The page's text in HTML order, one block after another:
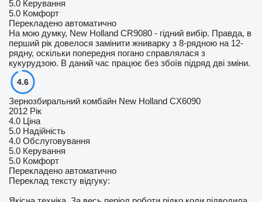
5.0 Керування
5.0 Комфорт
Перекладено автоматично
На мою думку, New Holland CR9080 - гідний вибір. Правда, в
перший рік довелося замінити жниварку з 8-рядною на 12-
рядну, оскільки попередня погано справлялася з
кукурудзою. В даний час працює без збоїв підряд дві зміни.
4.6
Зернозбиральний комбайн New Holland CX6090
2012 Рік
4.0 Ціна
5.0 Надійність
4.0 Обслуговування
5.0 Керування
5.0 Комфорт
Перекладено автоматично
Переклад тексту відгуку: